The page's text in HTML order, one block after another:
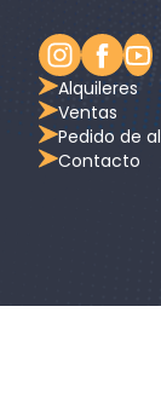
Alquileres
Ventas
Pedido de
Contacto